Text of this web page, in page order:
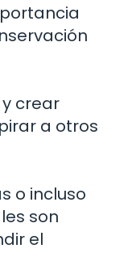
crear
a otros
o incluso
son
el